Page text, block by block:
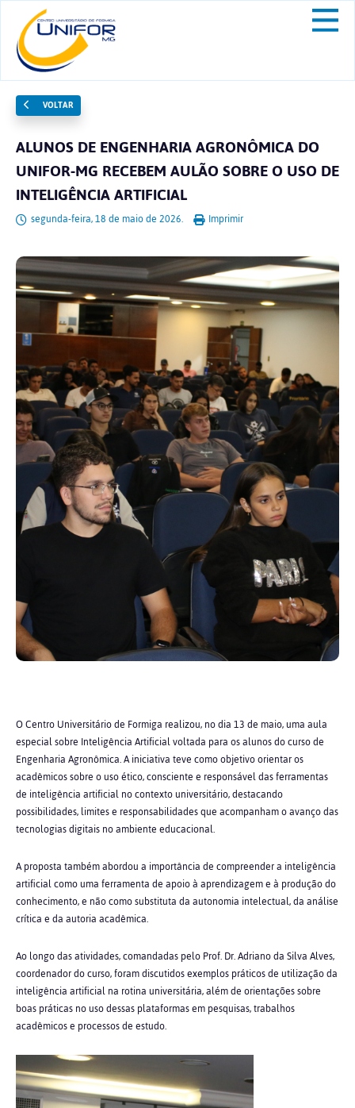
VOLTAR
ALUNOS DE ENGENHARIA AGRONÔMICA DO
UNIFOR-MG RECEBEM AULÃO SOBRE O USO DE
INTELIGÊNCIA ARTIFICIAL
segunda-feira, 18 de maio de 2026. Imprimir
O Centro Universitário de Formiga realizou, no dia 13 de maio, uma aula
especial sobre Inteligência Artificial voltada para os alunos do curso de
Engenharia Agronômica. A iniciativa teve como objetivo orientar os
acadêmicos sobre o uso ético, consciente e responsável das ferramentas
de inteligência artificial no contexto universitário, destacando
possibilidades, limites e responsabilidades que acompanham o avanço das
tecnologias digitais no ambiente educacional.
A proposta também abordou a importância de compreender a inteligência
artificial como uma ferramenta de apoio à aprendizagem e à produção do
conhecimento, e não como substituta da autonomia intelectual, da análise
crítica e da autoria acadêmica.
Ao longo das atividades, comandadas pelo Prof. Dr. Adriano da Silva Alves,
coordenador do curso, foram discutidos exemplos práticos de utilização da
inteligência artificial na rotina universitária, além de orientações sobre
boas práticas no uso dessas plataformas em pesquisas, trabalhos
acadêmicos e processos de estudo.